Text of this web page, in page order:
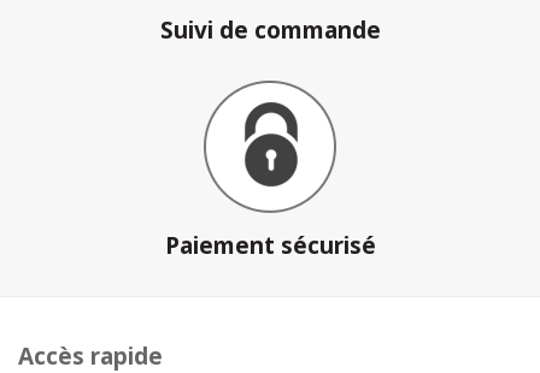
Suivi de commande
Paiement sécurisé
Accès rapide